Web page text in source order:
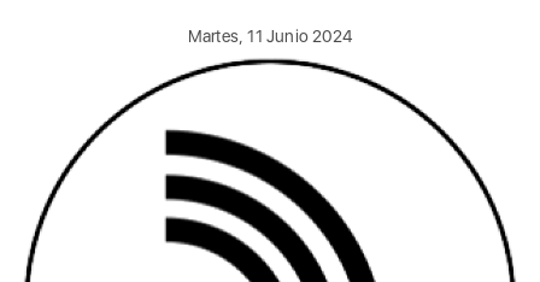
Martes, 11 Junio 2024